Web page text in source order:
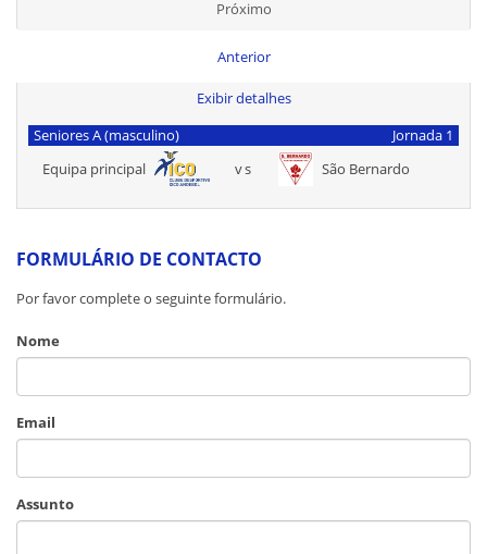
Próximo
Anterior
Exibir detalhes
Seniores A (masculino)
Jornada 1
Equipa principal
vs São Bernardo
FORMULÁRIO DE CONTACTO
Por favor complete o seguinte formulário.
Nome
Email
Assunto